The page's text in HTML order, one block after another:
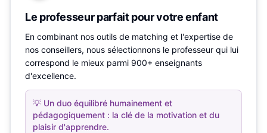
Le professeur parfait pour votre enfant
En combinant nos outils de matching et l'expertise de
nos conseillers, nous sélectionnons le professeur qui lui
correspond le mieux parmi 900+ enseignants
d'excellence.
💡 Un duo équilibré humainement et
pédagogiquement : la clé de la motivation et du
plaisir d'apprendre.